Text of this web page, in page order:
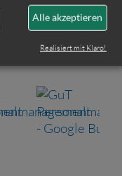
Alle akzeptieren
Realisiert mit Klaro!